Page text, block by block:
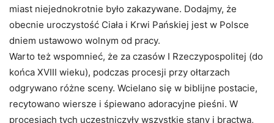
miast niejednokrotnie było zakazywane. Dodajmy, że
obecnie uroczystość Ciała i Krwi Pańskiej jest w Polsce
dniem ustawowo wolnym od pracy.
Warto też wspomnieć, że za czasów I Rzeczypospolitej (do
końca XVIII wieku), podczas procesji przy ołtarzach
odgrywano różne sceny. Wcielano się w biblijne postacie,
recytowano wiersze i śpiewano adoracyjne pieśni. W
procesjach tych uczestniczyły wszystkie stany i bractwa,